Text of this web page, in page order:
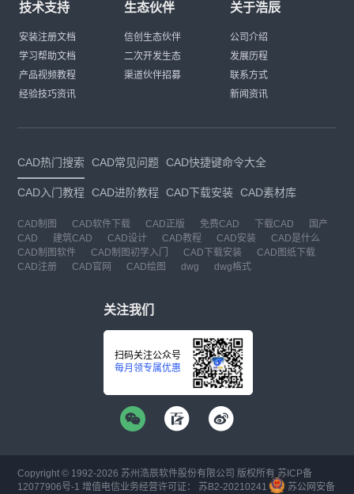
技术支持
安装注册文档
学习帮助文档
产品视频教程
经验技巧资讯
生态伙伴
信创生态伙伴
二次开发生态
渠道伙伴招募
关于浩辰
公司介绍
发展历程
联系方式
新闻资讯
CAD热门搜索 CAD常见问题 CAD快捷键命令大全
CAD入门教程 CAD进阶教程 CAD下载安装 CAD素材库
CAD制图 CAD软件下载 CAD正版 免费CAD 下载CAD
国产
CAD
建筑CAD CAD设计 CAD教程 CAD安装
CAD是什么
CAD制图软件
CAD制图初学入门 CAD下载安装
CAD图纸下载
CAD注册
CAD官网 CAD绘图 dwg dwg格式
关注我们
扫码关注公众号
每月领专属优惠
Copyright © 1992-2026 苏州浩辰软件股份有限公司 版权所有 苏ICP备
12077906号-1 增值电信业务经营许可证： 苏B2-20210241 苏公网安备